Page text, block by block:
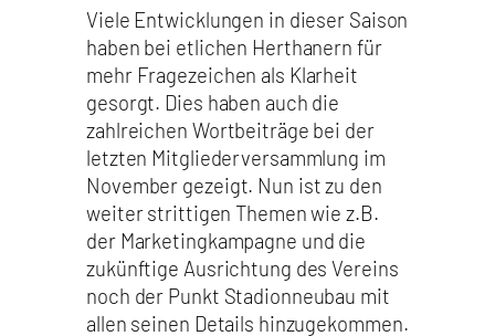
Viele Entwicklungen in dieser Saison
haben bei etlichen Herthanern für
mehr Fragezeichen als Klarheit
gesorgt. Dies haben auch die
zahlreichen Wortbeiträge bei der
letzten Mitgliederversammlung im
November gezeigt. Nun ist zu den
weiter strittigen Themen wie z.B.
der Marketingkampagne und die
zukünftige Ausrichtung des Vereins
noch der Punkt Stadionneubau mit
allen seinen Details hinzugekommen.